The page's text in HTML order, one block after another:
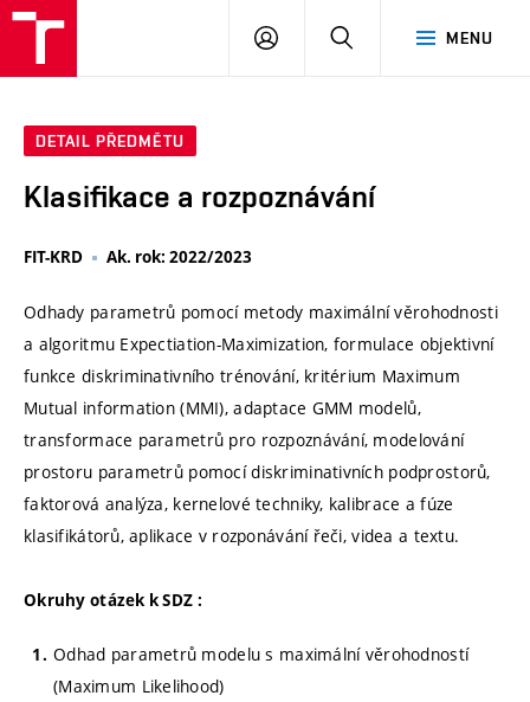
MENU
PŘIHLÁSIT
DETAIL PŘEDMĚTU
Klasifikace a rozpoznávání
FIT-KRD Ak. rok: 2022/2023
Odhady parametrů pomocí metody maximální věrohodnosti
a algoritmu Expectiation-Maximization, formulace objektivní
funkce diskriminativního trénování, kritérium Maximum
Mutual information (MMI), adaptace GMM modelů,
transformace parametrů pro rozpoznávání, modelování
prostoru parametrů pomocí diskriminativních podprostorů,
faktorová analýza, kernelové techniky, kalibrace a fúze
klasifikátorů, aplikace v rozponávání řeči, videa a textu.
Okruhy otázek k SDZ :
Odhad parametrů modelu s maximální věrohodností
(Maximum Likelihood)